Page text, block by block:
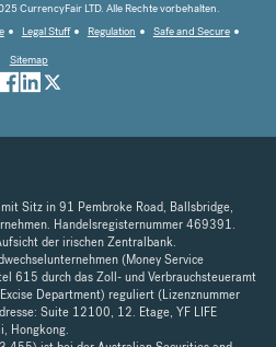
CurrencyFair LTD. Alle Rechte vorbehalten.
Legal Stuff Regulation
Safe and Secure
Sitemap
Sitz in 91 Pembroke Road, Ballsbridge,
Handelsregisternummer 469391.
der irischen Zentralbank.
(Money Service
615 durch das Zoll- und Verbrauchsteueramt
Department) reguliert (Lizenznummer
Suite 12100, 12. Etage, YF LIFE
Hongkong.